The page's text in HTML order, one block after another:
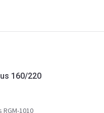
160/220
1010